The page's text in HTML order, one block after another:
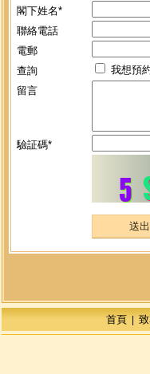
閣下姓名*
聯絡電話
電郵
查詢
我想預
留言
驗証碼*
首頁